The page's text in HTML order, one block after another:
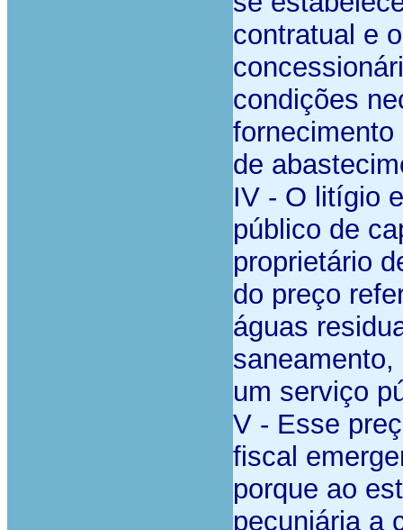
contratual e
condições
de
IV - O litígio
público de
proprietário
do preço
águas
um serviço
V - Esse
fiscal
porque ao
pecuniária a